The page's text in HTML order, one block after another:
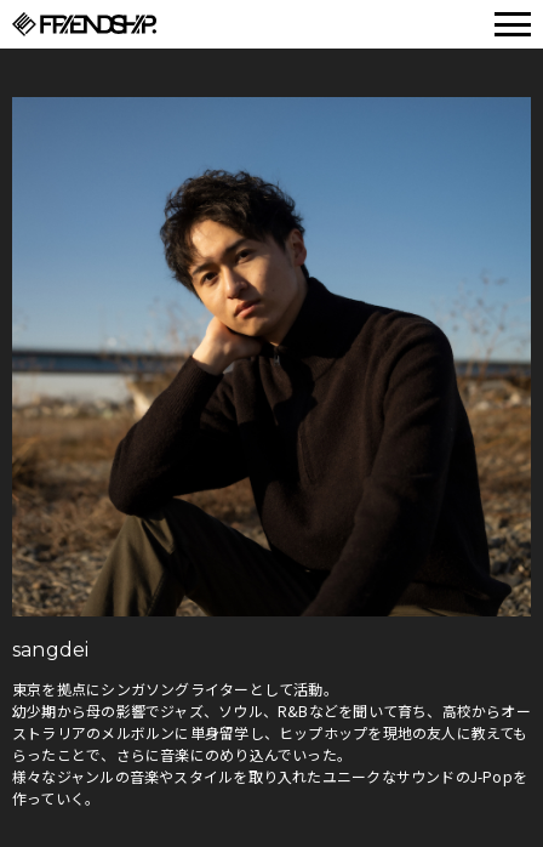
sangdei
東京を拠点にシンガソングライターとして活動。
幼少期から母の影響でジャズ、ソウル、R&Bなどを聞いて育ち、高校からオー
ストラリアのメルボルンに単身留学し、ヒップホップを現地の友人に教えても
らったことで、さらに音楽にのめり込んでいった。
様々なジャンルの音楽やスタイルを取り入れたユニークなサウンドのJ-Popを
作っていく。